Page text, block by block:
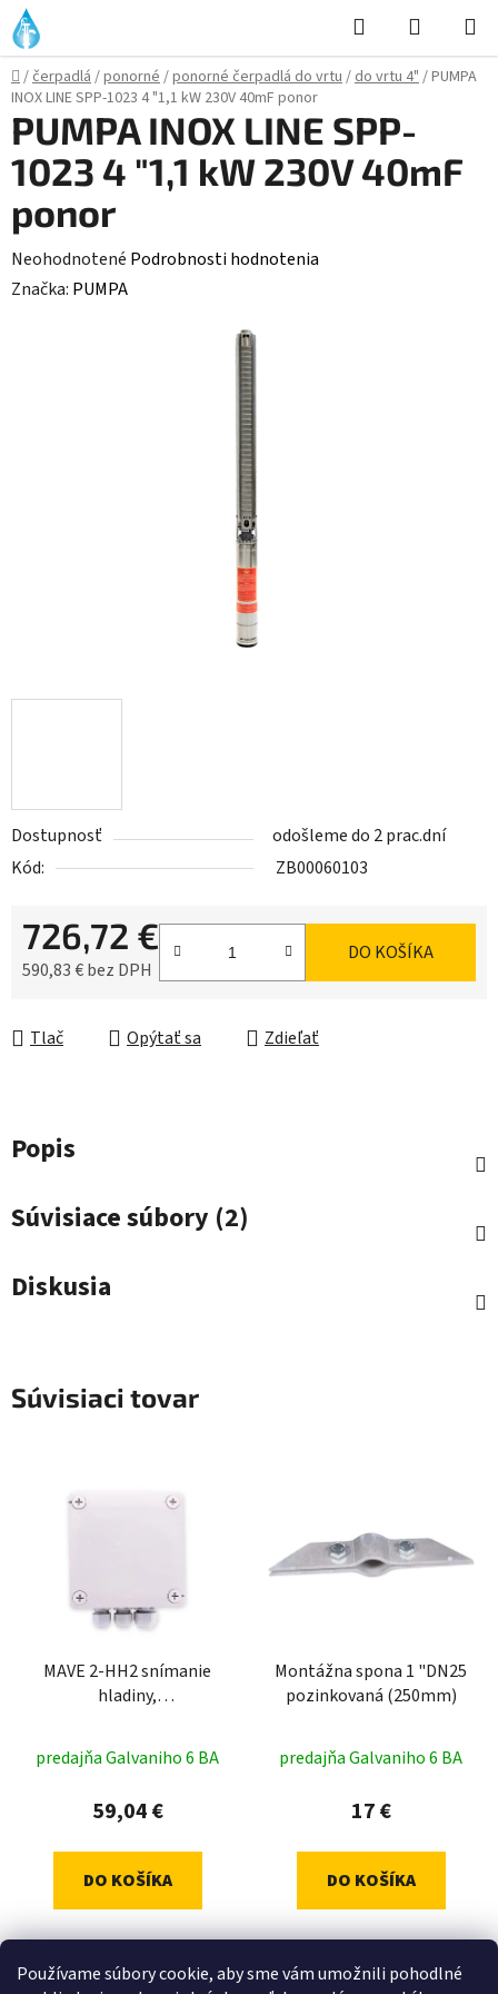
Používame súbory cookie, aby sme vám umožnili pohodlné
Prejsť
na
obsah
Hľadať
KOŠÍK
Domov
/čerpadlá/ponorné/ponorné čerpadlá do vrtu/do vrtu 4"/PUMPA
INOX LINE SPP-1023 4 "1,1 kW 230V 40mF ponor
Dostupnosť
odošleme do 2 prac.dní
Kód:
ZB00060103
726,72 €
590,83 € bez DPH
DO KOŠÍKA
Tlač Opýtať sa Zdieľať
PUMPA INOX LINE SPP-
1023 4 "1,1 kW 230V 40mF
ponor
Priemerné
hodnotenie
Neohodnotené Podrobnosti hodnotenia
Značka: PUMPA
Popis
Súvisiace súbory (2)
Diskusia
Súvisiaci tovar
MAVE 2-HH2 snímanie
hladiny,
predajňa Galvaniho 6 BA
59,04 €
DO KOŠÍKA
čerpadiel s doporučeným
Montážna spona 1 "DN25
pozinkovaná (250mm)
predajňa Galvaniho 6 BA
17 €
DO KOŠÍKA